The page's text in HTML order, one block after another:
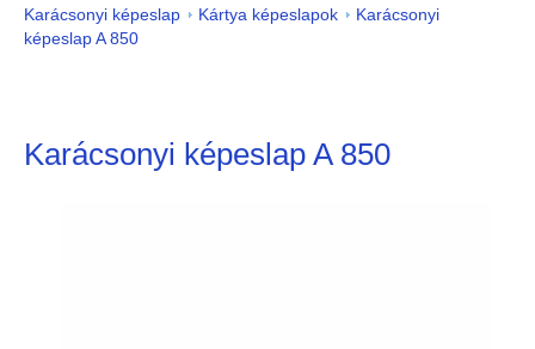
Karácsonyi képeslap Kártya képeslapok
Karácsonyi
képeslap A 850
Karácsonyi képeslap A 850